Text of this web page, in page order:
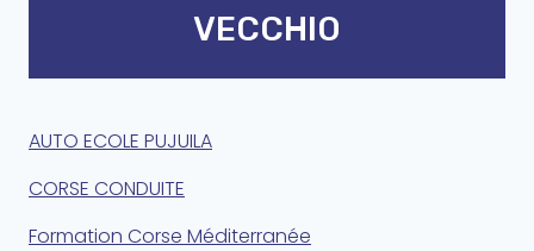
VECCHIO
AUTO ECOLE PUJUILA
CORSE CONDUITE
Formation Corse Méditerranée